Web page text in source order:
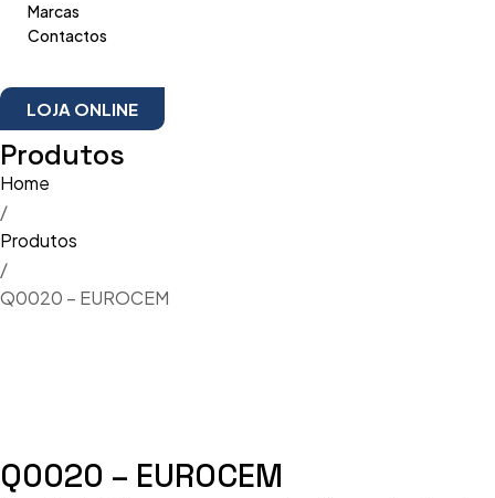
Marcas
Contactos
LOJA ONLINE
Produtos
Home
/
Produtos
/
Q0020 – EUROCEM
Q0020 – EUROCEM